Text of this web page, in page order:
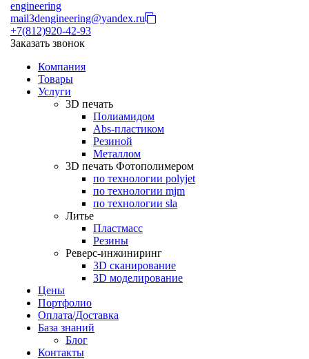
engineering
mail3dengineering@yandex.ru
+7(812)920-42-93
Заказать звонок
Компания
Товары
Услуги
3D печать
Полиамидом
Abs-пластиком
Резиной
Металлом
3D печать Фотополимером
по технологии polyjet
по технологии mjm
по технологии sla
Литье
Пластмасс
Резины
Реверс-инжиниринг
3D сканирование
3D моделирование
Цены
Портфолио
Оплата/Доставка
База знаний
Блог
Контакты